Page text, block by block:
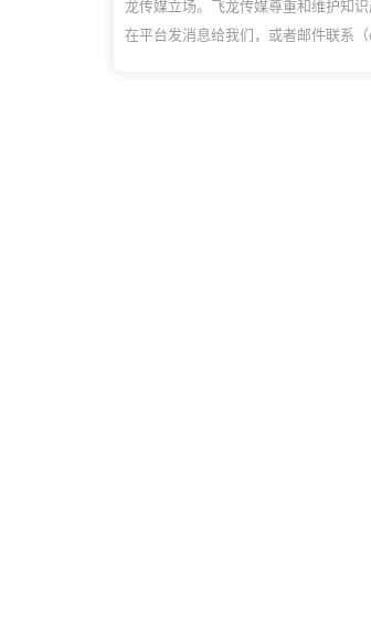
龙传媒立场。飞龙传媒尊重和维护知
在平台发消息给我们，或者邮件联系（